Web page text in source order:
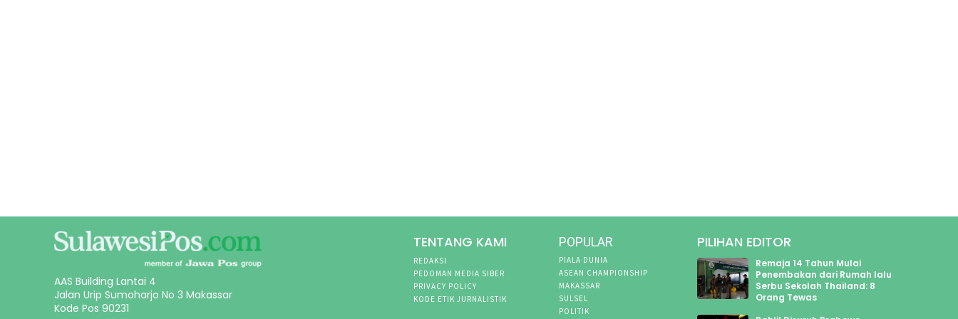
AAS Building Lantai 4
Jalan Urip Sumoharjo No 3 Makassar
Kode Pos 90231
TENTANG KAMI
REDAKSI
PEDOMAN MEDIA SIBER
PRIVACY POLICY
KODE ETIK JURNALISTIK
POPULAR
PIALA DUNIA
ASEAN CHAMPIONSHIP
MAKASSAR
SULSEL
POLITIK
PILIHAN EDITOR
Remaja 14 Tahun Mulai
Penembakan dari Rumah lalu
Serbu Sekolah Thailand: 8
Orang Tewas